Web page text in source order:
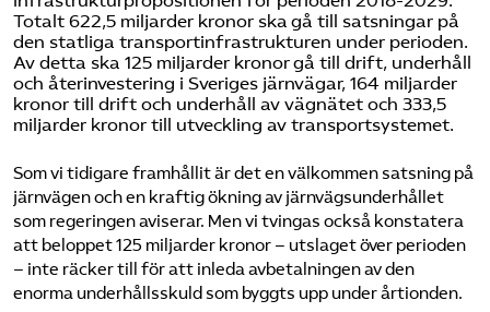
Bli medlem
Logga in på Arbetsgivarguiden
Sök på tagforetagen.se
Totalt 622,5 miljarder kronor ska gå till satsningar på
den statliga transportinfrastrukturen under perioden.
Av detta ska 125 miljarder kronor gå till drift, underhåll
och återinvestering i Sveriges järnvägar, 164 miljarder
kronor till drift och underhåll av vägnätet och 333,5
miljarder kronor till utveckling av transportsystemet.
Som vi tidigare framhållit är det en välkommen satsning på
järnvägen och en kraftig ökning av järnvägsunderhållet
som regeringen aviserar. Men vi tvingas också konstatera
att beloppet 125 miljarder kronor – utslaget över perioden
– inte räcker till för att inleda avbetalningen av den
enorma underhållsskuld som byggts upp under årtionden.